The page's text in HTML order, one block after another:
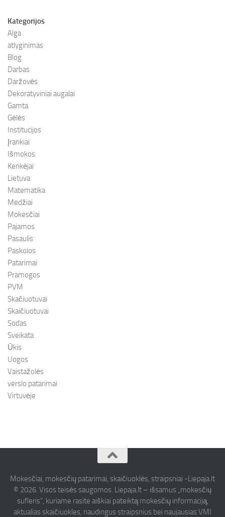
Kategorijos
Alga
atlyginimas
Blog
Darbas
Daržovės
Dekoratyviniai augalai
Gamta
Gėlės
Institucijos
Įrankiai
Išmokos
Kenkėjai
Lietuva
Matematika
Medžiai
Mokesčiai
Pajamos
Pasaulis
Paskolos
Patarimai
Pramogos
PVM
Skačiuotuvai
Skaičiuotuvai
Sodas
Sveikata
Ūkis
Uogos
Vaistažolės
verslo patarimai
Virtuvėje
Mokesčiai, mokesčių patarimai, skaičiuoklės, straipsniai -Liepaja.lt
© 2026. Visos teisės saugomos. Liepaja.lt – išsamus „mokesčių
sufleris“, kuriame rasite aiškiai pateiktą mokesčių informaciją,
aktualias skaičiuokles, naudingus straipsnius bei naujausias VMI